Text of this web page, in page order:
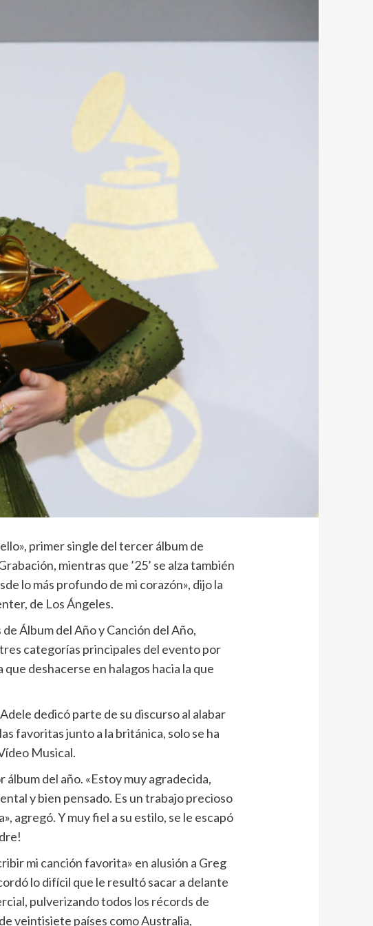
primer single del tercer álbum de
mientras que ’25’ se alza también
lo más profundo de mi corazón», dijo la
de Los Ángeles.
Álbum del Año y Canción del Año,
categorías principales del evento por
deshacerse en halagos hacia la que
dedicó parte de su discurso al alabar
favoritas junto a la británica, solo se ha
Musical.
del año. «Estoy muy agradecida,
y bien pensado. Es un trabajo precioso
agregó. Y muy fiel a su estilo, se le escapó
mi canción favorita» en alusión a Greg
lo difícil que le resultó sacar a delante
pulverizando todos los récords de
veintisiete países como Australia,